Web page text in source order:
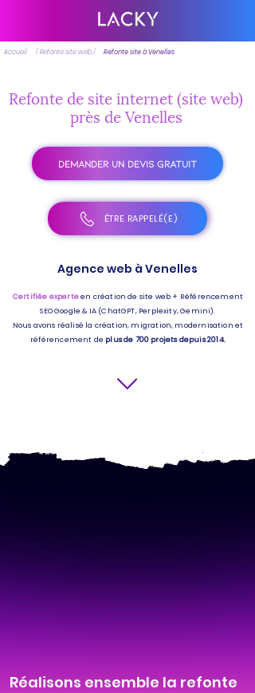
Accueil / Refonte site web / Refonte site à Venelles
Refonte de site internet (site web)
près de Venelles
DEMANDER UN DEVIS GRATUIT
ÊTRE RAPPELÉ(E)
Agence web à Venelles
Certifiée experteen création de site web + Référencement
SEO Google & IA (ChatGPT, Perplexity, Gemini).
Nous avons réalisé la création, migration, modernisation et
référencement de plus de 700 projets depuis 2014.
Réalisons ensemble la refonte